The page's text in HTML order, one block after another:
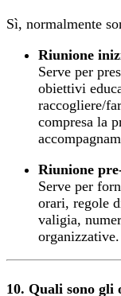
Sì, normalmente
Riunione
Serve per
obiettivi
raccogliere/
compresa la
Riunione
Serve per
orari, regole
valigia,
organizzative.
10. Quali sono